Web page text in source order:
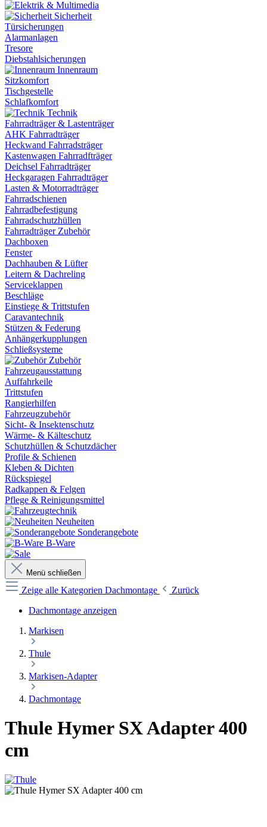
Sicherheit
Türsicherungen
Alarmanlagen
Tresore
Diebstahlsicherungen
Innenraum
Sitzkomfort
Tischgestelle
Schlafkomfort
Technik
Fahrradträger & Lastenträger
AHK Fahrradträger
Heckwand Fahrradsträger
Kastenwagen Fahrradfträger
Deichsel Fahrradträger
Heckgaragen Fahrradträger
Lasten & Motorradträger
Fahrradschienen
Fahrradbefestigung
Fahrradschutzhüllen
Fahrradträger Zubehör
Dachboxen
Fenster
Dachhauben & Lüfter
Leitern & Dachreling
Serviceklappen
Beschläge
Einstiege & Trittstufen
Caravantechnik
Stützen & Federung
Anhängerkupplungen
Schließsysteme
Zubehör
Fahrzeugausstattung
Auffahrkeile
Trittstufen
Rangierhilfen
Fahrzeugzubehör
Sicht- & Insektenschutz
Wärme- & Kälteschutz
Schutzhüllen & Schutzdächer
Profile & Schienen
Kleben & Dichten
Rückspiegel
Radkappen & Felgen
Pflege & Reinigungsmittel
Neuheiten
Sonderangebote
B-Ware
Menü schließen
Zeige alle Kategorien Dachmontage
Zurück
Dachmontage anzeigen
Markisen
Thule
Markisen-Adapter
Dachmontage
Thule Hymer SX Adapter 400
cm